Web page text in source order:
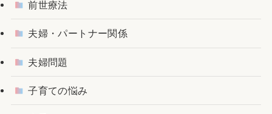
前世療法
夫婦・パートナー関係
夫婦問題
子育ての悩み